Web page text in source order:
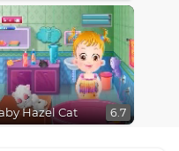
Hazel Cat 6.7